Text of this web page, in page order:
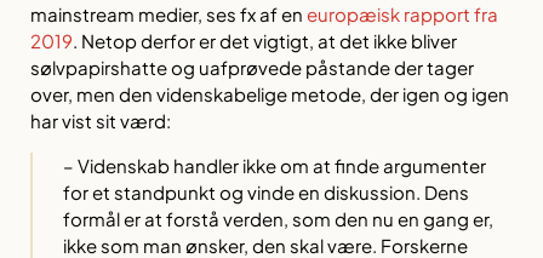
mainstream medier, ses fx af en europæisk rapport fra
2019 . Netop derfor er det vigtigt, at det ikke bliver
sølvpapirshatte og uafprøvede påstande der tager
over, men den videnskabelige metode, der igen og igen
har vist sit værd:
– Videnskab handler ikke om at finde argumenter
for et standpunkt og vinde en diskussion. Dens
formål er at forstå verden, som den nu en gang er,
ikke som man ønsker, den skal være. Forskerne